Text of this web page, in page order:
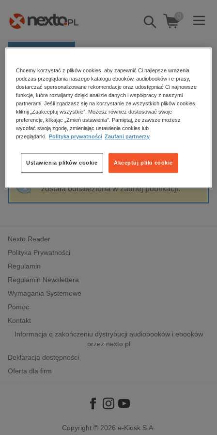
Pokaż/schowaj
wyszukiwarkę
0
Kategorie
Zobacz wszystkie E-prasa
budownictwo, aranżacja wnętrz
biznesowe, branżowe, gospodarka
dzienniki
edukacja
hobby, sport, rozrywka
komputery, internet, technologie, informatyka
polityka, społeczno-informacyjne
psychologiczne
inne
popularno-naukowe
historia
Strona główna Krzysztof Plewako-Szczerbinski
Krzysztof Plewako-Szczerbinski
Sortowanie Filtrowanie
została odnaleziona w żadnej publikacji.
Nexto Reader
Polityka Prywatności
Regulamin
Regulamin Newslettera
Wymagania Systemowe
Pomoc
Kontakt
Informacja o zakończeniu dystrybucji audiobooków i ebooków
przez nexto.pl
Deklaracja dostępności
Oferta dla firm
Copyright © 2026 e-Kiosk S.A.
Chcemy korzystać z plików cookies, aby zapewnić Ci najlepsze wrażenia
podczas przeglądania naszego katalogu ebooków, audiobooków i e-prasy,
dostarczać spersonalizowane rekomendacje oraz udostępniać Ci najnowsze
funkcje, które rozwijamy dzięki analizie danych i współpracy z naszymi
partnerami. Jeśli zgadzasz się na korzystanie ze wszystkich plików cookies,
kliknij „Zaakceptuj wszystkie”. Możesz również dostosować swoje
preferencje, klikając „Zmień ustawienia”. Pamiętaj, że zawsze możesz
wycofać swoją zgodę, zmieniając ustawienia cookies lub
przeglądarki.
Polityka prywatności Zaufani partnerzy
Akceptuj pliki cookie
Ustawienia plików cookie